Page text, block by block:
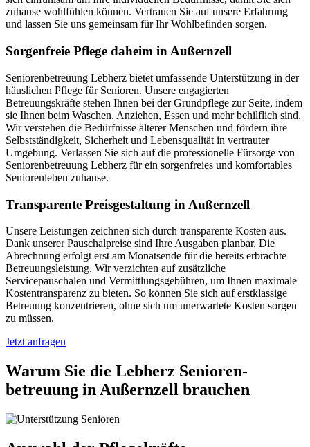
zuhause wohlfühlen können. Vertrauen Sie auf unsere Erfahrung
und lassen Sie uns gemeinsam für Ihr Wohlbefinden sorgen.
Sorgenfreie Pflege daheim in Außernzell
Seniorenbetreuung Lebherz bietet umfassende Unterstützung in der
häuslichen Pflege für Senioren. Unsere engagierten
Betreuungskräfte stehen Ihnen bei der Grundpflege zur Seite, indem
sie Ihnen beim Waschen, Anziehen, Essen und mehr behilflich sind.
Wir verstehen die Bedürfnisse älterer Menschen und fördern ihre
Selbstständigkeit, Sicherheit und Lebensqualität in vertrauter
Umgebung. Verlassen Sie sich auf die professionelle Fürsorge von
Seniorenbetreuung Lebherz für ein sorgenfreies und komfortables
Seniorenleben zuhause.
Transparente Preisgestaltung in Außernzell
Unsere Leistungen zeichnen sich durch transparente Kosten aus.
Dank unserer Pauschalpreise sind Ihre Ausgaben planbar. Die
Abrechnung erfolgt erst am Monatsende für die bereits erbrachte
Betreuungsleistung. Wir verzichten auf zusätzliche
Servicepauschalen und Vermittlungsgebühren, um Ihnen maximale
Kostentransparenz zu bieten. So können Sie sich auf erstklassige
Betreuung konzentrieren, ohne sich um unerwartete Kosten sorgen
zu müssen.
Jetzt anfragen
Warum Sie die Lebherz Senioren­
betreuung in Außernzell brauchen